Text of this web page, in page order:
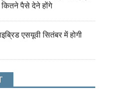
‘हवा-हवाई गर्ल’ ने राखी भाई से
पैसे देने होंगे
एसयूवी सितंबर में होगी